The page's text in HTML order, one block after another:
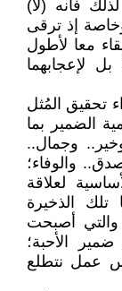
فانه (لا)
إذ ترقى
معا لأطول
لإعجابهما
تحقيق المُثل
الضمير بما
وجمال..
والوفاء؛
لعلاقة
الذخيرة
والتي أصبحت
الأحبة؛
عمل نتطلع